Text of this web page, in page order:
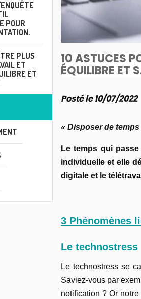
10 ASTUCES
ÉQUILIBRE ET
Posté le 10/07/2022
« Disposer de
Le temps qui
individuelle et elle
digitale et le
3 Phénomènes
Le technostress
Le technostress se
Saviez-vous par
notification ? Or
POUR
PLUS
ET
ET